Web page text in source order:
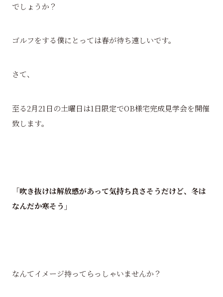
でしょうか？
ゴルフをする僕にとっては春が待ち遠しいです。
さて、
至る2月21日の土曜日は1日限定でOB様宅完成見学会を開催
致します。
「吹き抜けは解放感があって気持ち良さそうだけど、冬は
なんだか寒そう」
なんてイメージ持ってらっしゃいませんか？